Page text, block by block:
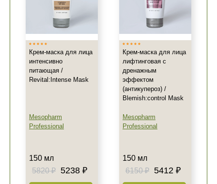
Крем-маска для лица
интенсивно
питающая /
Revital:Intense Mask
Mesopharm
Professional
150 мл
5820 ₽ 5238 ₽
Крем-маска для лица
лифтинговая с
дренажным
эффектом
(антикупероз) /
Blemish:control Mask
Mesopharm
Professional
150 мл
6150 ₽ 5412 ₽